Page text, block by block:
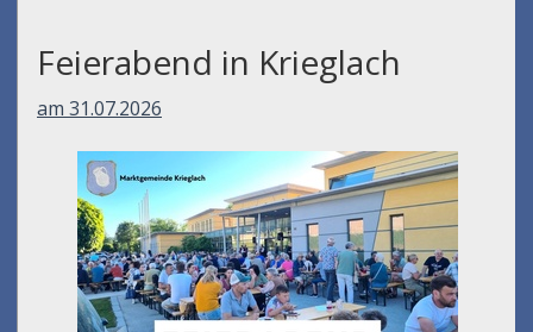
Feierabend in Krieglach
am 31.07.2026